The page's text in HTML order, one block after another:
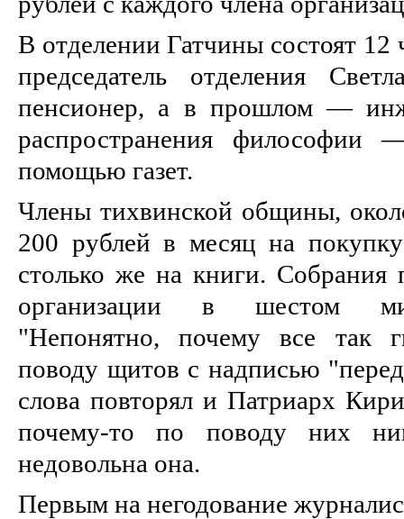
В отделении Гатчины состоят 12
председатель отделения
пенсионер, а в прошлом —
распространения философии
помощью газет.
Члены тихвинской общины,
200 рублей в месяц на
столько же на книги. Собрания
организации в шестом
"Непонятно, почему все так
поводу щитов с надписью
слова повторял и Патриарх
почему-то по поводу них
недовольна она.
Первым на негодование